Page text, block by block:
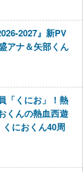
2027』新PV
アナ＆矢部くん
「くにお」！熱
くんの熱血西遊
におくん40周